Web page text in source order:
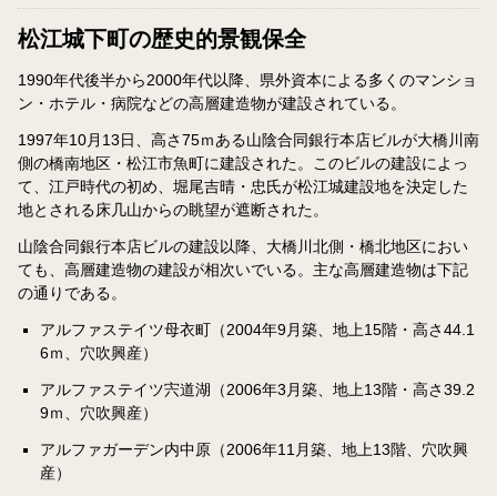
松江城下町の歴史的景観保全
1990年代後半から2000年代以降、県外資本による多くのマンショ
ン・ホテル・病院などの高層建造物が建設されている。
1997年10月13日、高さ75ｍある山陰合同銀行本店ビルが大橋川南
側の橋南地区・松江市魚町に建設された。このビルの建設によっ
て、江戸時代の初め、堀尾吉晴・忠氏が松江城建設地を決定した
地とされる床几山からの眺望が遮断された。
山陰合同銀行本店ビルの建設以降、大橋川北側・橋北地区におい
ても、高層建造物の建設が相次いでいる。主な高層建造物は下記
の通りである。
アルファステイツ母衣町（2004年9月築、地上15階・高さ44.1
6ｍ、穴吹興産）
アルファステイツ宍道湖（2006年3月築、地上13階・高さ39.2
9ｍ、穴吹興産）
アルファガーデン内中原（2006年11月築、地上13階、穴吹興
産）